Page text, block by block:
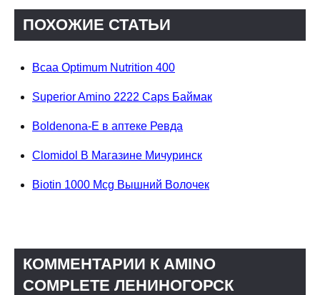
ПОХОЖИЕ СТАТЬИ
Bcaa Optimum Nutrition 400
Superior Amino 2222 Caps Баймак
Boldenona-E в аптеке Ревда
Clomidol В Магазине Мичуринск
Biotin 1000 Mcg Вышний Волочек
КОММЕНТАРИИ К AMINO
COMPLETE ЛЕНИНОГОРСК